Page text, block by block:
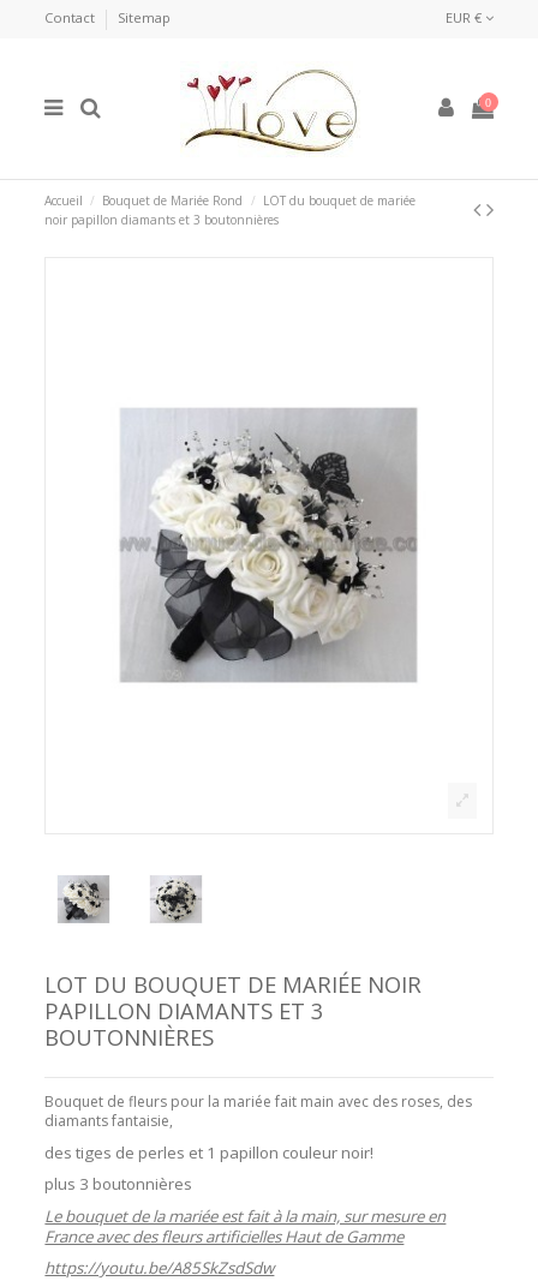
Contact Sitemap EUR €
0
Accueil Bouquet de Mariée Rond
LOT du bouquet de mariée
noir papillon diamants et 3 boutonnières
LOT DU BOUQUET DE MARIÉE NOIR
PAPILLON DIAMANTS ET 3
BOUTONNIÈRES
Bouquet de fleurs pour la mariée fait main avec des roses, des
diamants fantaisie,
des tiges de perles et 1 papillon couleur noir!
plus 3 boutonnières
Le bouquet de la mariée est fait à la main, sur mesure en
France avec des fleurs artificielles Haut de Gamme
https://youtu.be/A85SkZsdSdw